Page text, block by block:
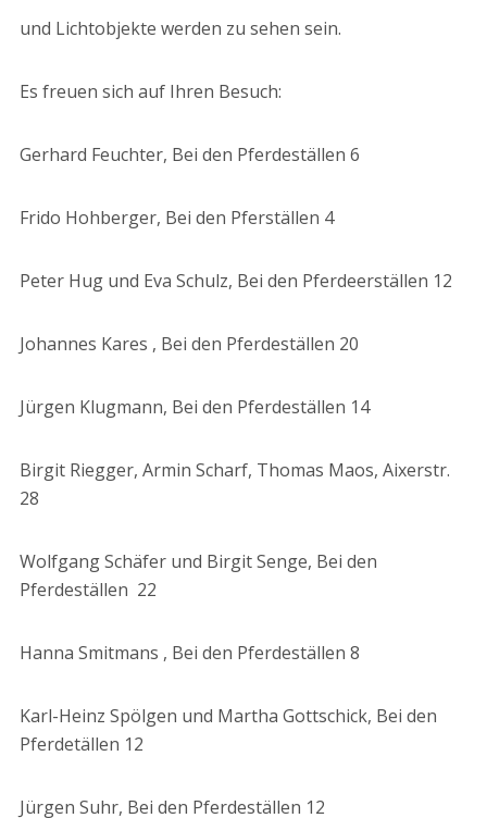
und Lichtobjekte werden zu sehen sein.
Es freuen sich auf Ihren Besuch:
Gerhard Feuchter, Bei den Pferdeställen 6
Frido Hohberger, Bei den Pferställen 4
Peter Hug und Eva Schulz, Bei den Pferdeerställen 12
Johannes Kares , Bei den Pferdeställen 20
Jürgen Klugmann, Bei den Pferdeställen 14
Birgit Riegger, Armin Scharf, Thomas Maos, Aixerstr.
28
Wolfgang Schäfer und Birgit Senge, Bei den
Pferdeställen 22
Hanna Smitmans , Bei den Pferdeställen 8
Karl-Heinz Spölgen und Martha Gottschick, Bei den
Pferdetällen 12
Jürgen Suhr, Bei den Pferdeställen 12